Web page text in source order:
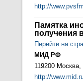
http://
Памятка
получения
Перейти на
МИД РФ
119200
http://